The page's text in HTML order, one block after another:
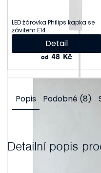
LED žárovka Philips kapka se
závitem E14
od 48 Kč
Detail
Popis Podobné (8)
Detailní popis